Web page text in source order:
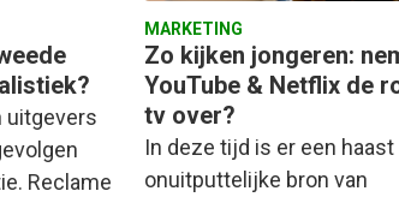
uitgevers
Reclame
MARKETING
Zo kijken jongeren:
YouTube & Netflix de
tv over?
In deze tijd is er een haast
onuitputtelijke bron van